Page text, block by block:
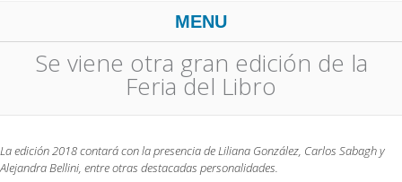
MENU
Se viene otra gran edición de la
Feria del Libro
La edición 2018 contará con la presencia de Liliana González, Carlos Sabagh y
Alejandra Bellini, entre otras destacadas personalidades.